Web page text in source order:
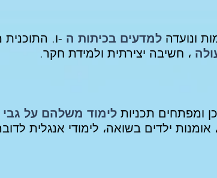
ונועדה למדעים בכיתות ה -ו.
، חשיבה יצירתית ולמידת חקר.
ומפתחים תכניות לימוד משלהם על גבי
אומנות ילדים בשואה، לימודי אנגלית